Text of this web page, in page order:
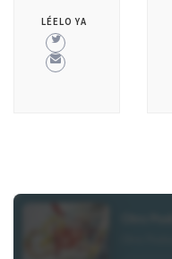
LÉELO YA